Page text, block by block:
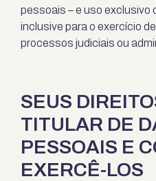
pessoais – e uso exclusivo
inclusive para o exercício
processos judiciais ou
SEUS
TITULAR DE
PESSOAIS E
EXERCÊ-LOS